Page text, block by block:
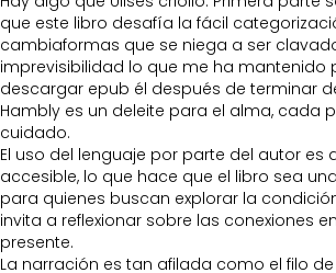
que este libro desafía la fácil
cambiaformas que se niega a ser
imprevisibilidad lo que me ha mantenido
descargar epub él después de terminar
Hambly es un deleite para el alma, cada
cuidado.
El uso del lenguaje por parte del autor es
accesible, lo que hace que el libro sea
para quienes buscan explorar la
invita a reflexionar sobre las conexiones
presente.
La narración es tan afilada como el filo de